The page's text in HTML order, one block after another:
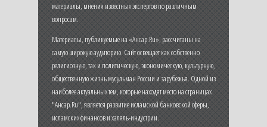
материалы, мнения известных экспертов по различным
вопросам.
Материалы, публикуемые на «Ансар.Ru», рассчитаны на
самую широкую аудиторию. Сайт освещает как собственно
религиозную, так и политическую, экономическую, культурную,
общественную жизнь мусульман России и зарубежья. Одной из
наиболее актуальных тем, которые находят место на страницах
"Ансар.Ru", является развитие исламской банковской сферы,
исламских финансов и халяль-индустрии.